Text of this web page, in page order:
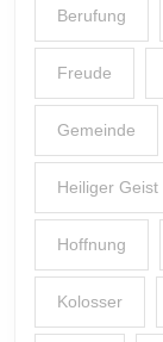
Berufung
Freude
Gemeinde
Heiliger Geist
Hoffnung
Kolosser